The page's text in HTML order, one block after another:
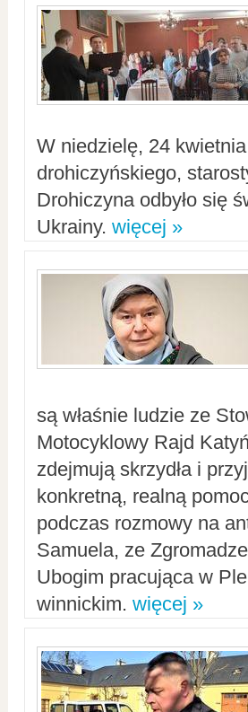
W niedzielę, 24
drohiczyńskiego,
Drohiczyna odbyło się
Ukrainy. więcej »
są właśnie ludzie ze
Motocyklowy Rajd
zdejmują skrzydła i
konkretną, realną
podczas rozmowy na
Samuela, ze
Ubogim pracująca w
winnickim. więcej »